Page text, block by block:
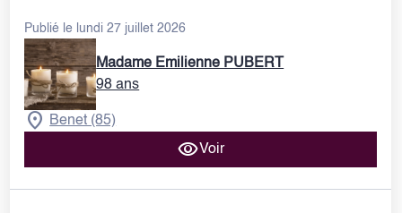
Publié le lundi 27 juillet 2026
Madame Emilienne PUBERT
98 ans
Benet (85)
Voir